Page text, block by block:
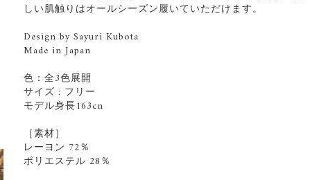
しい肌触りはオールシーズン履いていただけます。
Design by Sayuri Kubota
Made in Japan
色：全3色展開
サイズ : フリー
モデル身長163cn
［素材］
レーヨン 72％
ポリエステル 28％